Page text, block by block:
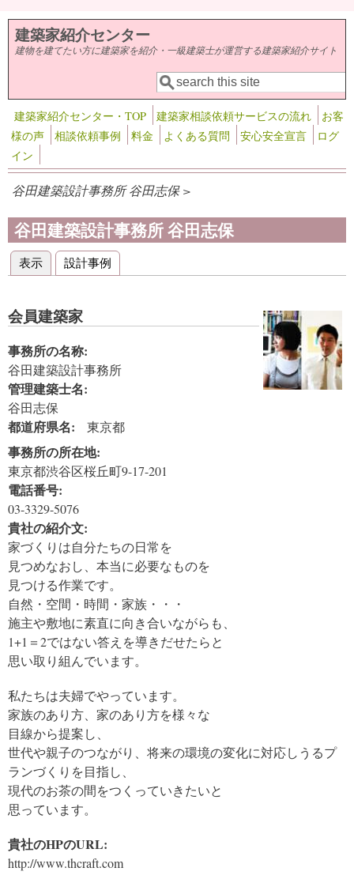
メインコンテンツに移動
建築家紹介センター
建物を建てたい方に建築家を紹介・一級建築士が運営する建築家紹介サイト
検索フォーム
検索
建築家紹介センター・TOP 建築家相談依頼サービスの流れ
お客
様の声
相談依頼事例 料金 よくある質問 安心安全宣言
ログ
イン
谷田建築設計事務所 谷田志保 >
谷田建築設計事務所 谷田志保
プライマリータブ
表示 (アクティブなタブ)
設計事例
会員建築家
事務所の名称:
谷田建築設計事務所
管理建築士名:
谷田志保
都道府県名: 東京都
事務所の所在地:
東京都渋谷区桜丘町9-17-201
電話番号:
03-3329-5076
貴社の紹介文:
家づくりは自分たちの日常を
見つめなおし、本当に必要なものを
見つける作業です。
自然・空間・時間・家族・・・
施主や敷地に素直に向き合いながらも、
1+1＝2ではない答えを導きだせたらと
思い取り組んでいます。
私たちは夫婦でやっています。
家族のあり方、家のあり方を様々な
目線から提案し、
世代や親子のつながり、将来の環境の変化に対応しうるプ
ランづくりを目指し、
現代のお茶の間をつくっていきたいと
思っています。
貴社のHPのURL:
http://www.thcraft.com